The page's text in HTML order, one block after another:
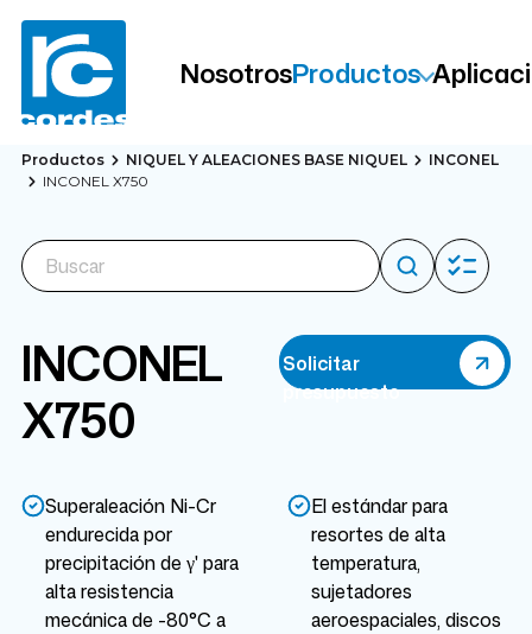
NosotrosProductos
Productos NIQUEL Y ALEACIONES BASE NIQUEL
INCONEL
INCONEL X750
INCONEL
X750
Superaleación Ni-Cr
endurecida por
precipitación de γ' para
alta resistencia
mecánica de -80°C a
El estándar para
resortes de alta
temperatura,
sujetadores
aeroespaciales, discos
Solicitar
presupuesto